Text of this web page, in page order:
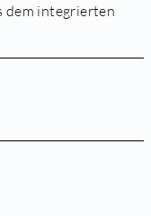
dem integrierten